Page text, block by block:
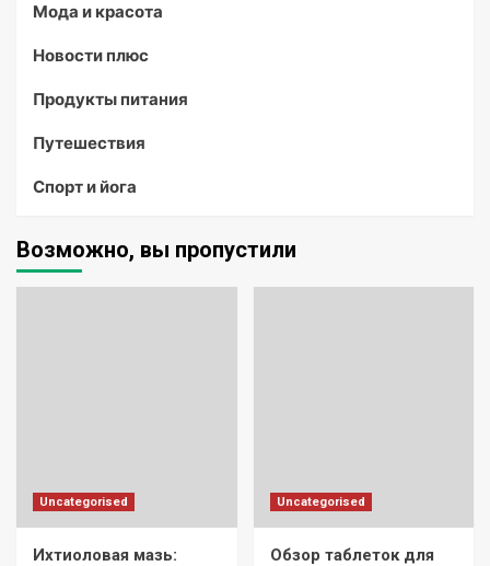
Мода и красота
Новости плюс
Продукты питания
Путешествия
Спорт и йога
Возможно, вы пропустили
Uncategorised
Ихтиоловая мазь:
Uncategorised
Обзор таблеток для